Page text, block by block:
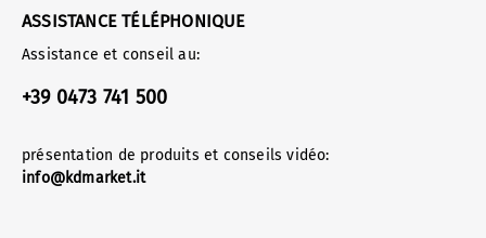
ASSISTANCE TÉLÉPHONIQUE
Assistance et conseil au:
+39 0473 741 500
présentation de produits et conseils vidéo:
info@kdmarket.it